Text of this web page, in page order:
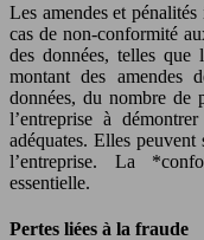
Les amendes et pénalités imposées par les autorités de régulation en
cas de non-conformité
des données, telles que
montant des
données, du nombre de
l’entreprise à
adéquates. Elles
l’entreprise. La
essentielle.
Pertes liées à la fraude